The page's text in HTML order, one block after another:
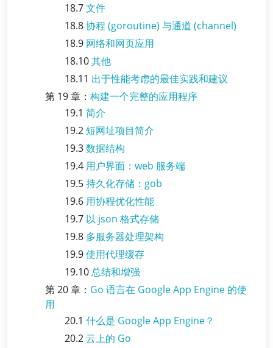
18.7文件
18.8协程 (goroutine) 与通道 (channel)
18.9 网络和网页应用
18.10其他
18.11 出于性能考虑的最佳实践和建议
第 19 章： 构建一个完整的应用程序
19.1 简介
19.2短网址项目简介
19.3数据结构
19.4 用户界面：web 服务端
19.5持久化存储：gob
19.6 用协程优化性能
19.7 以 json 格式存储
19.8 多服务器处理架构
19.9使用代理缓存
19.10总结和增强
第 20 章： Go 语言在 Google App Engine 的使
用
20.1 什么是 Google App Engine？
20.2云上的 Go